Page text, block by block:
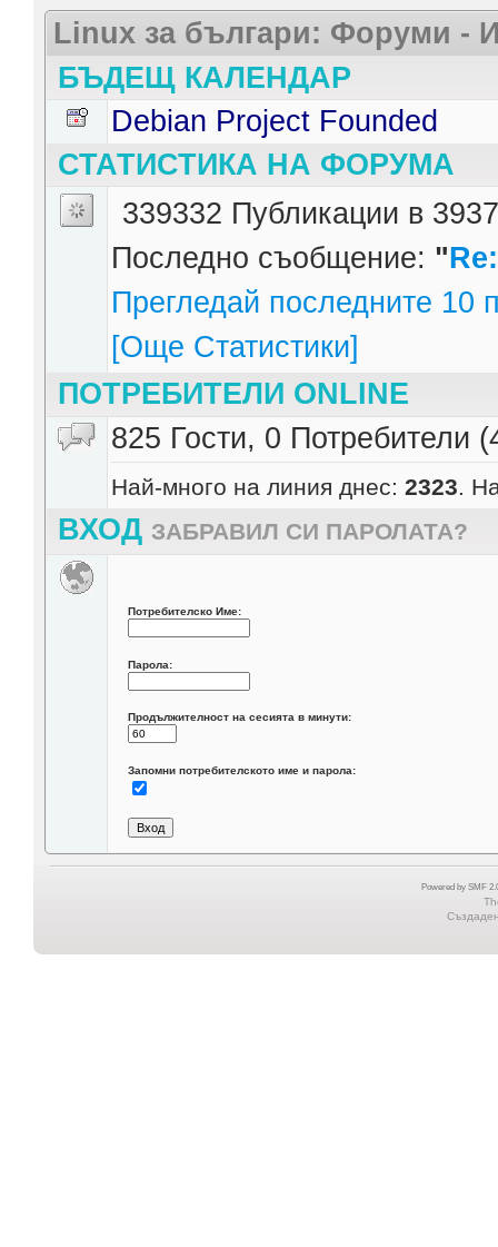
Linux за българи: Форуми -
БЪДЕЩ КАЛЕНДАР
Debian Project Founded
СТАТИСТИКА НА ФОРУМА
339332 Публикации в
Последно съобщение: "
Прегледай последните 10
[Още Статистики]
ПОТРЕБИТЕЛИ ONLINE
825 Гости, 0 Потребители
Най-много на линия днес:2323.
ВХОД ЗАБРАВИЛ СИ ПАРОЛАТА?
Потребителско Име:
Парола:
Продължителност на сесията в минути:
Запомни потребителското име и парола:
Powered by SMF